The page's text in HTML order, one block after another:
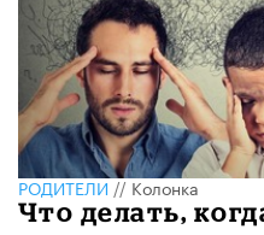
РОДИТЕЛИ//Колонка
Что делать,